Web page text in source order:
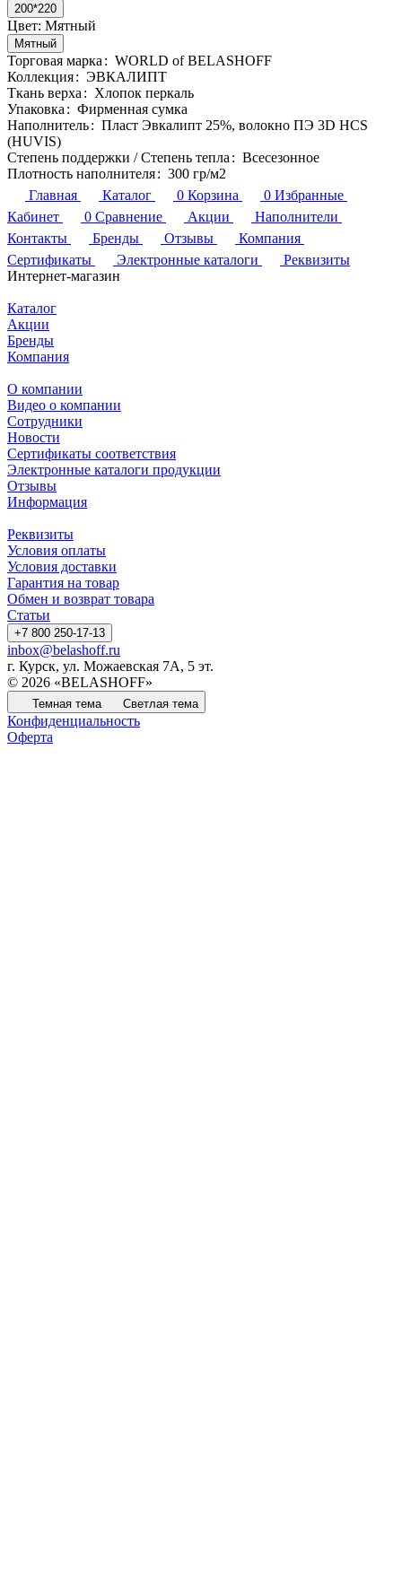
200*220
Цвет: Мятный
Мятный
Торговая марка : WORLD of BELASHOFF
Коллекция: ЭВКАЛИПТ
Ткань верха : Хлопок перкаль
Упаковка : Фирменная сумка
Наполнитель: Пласт Эвкалипт 25%, волокно ПЭ 3D HCS
(HUVIS)
Степень поддержки / Степень тепла : Всесезонное
Плотность наполнителя: 300 гр/м2
Главная
Каталог 0 Корзина 0 Избранные
Кабинет
0 Сравнение Акции
Наполнители
Контакты
Бренды Отзывы
Компания
Сертификаты
Электронные каталоги
Реквизиты
Интернет-магазин
Каталог
Акции
Бренды
Компания
О компании
Видео о компании
Сотрудники
Новости
Сертификаты соответствия
Электронные каталоги продукции
Отзывы
Информация
Реквизиты
Условия оплаты
Условия доставки
Гарантия на товар
Обмен и возврат товара
Статьи
+7 800 250-17-13
inbox@belashoff.ru
г. Курск, ул. Можаевская 7А, 5 эт.
© 2026 «BELASHOFF»
Темная тема Светлая тема
Конфиденциальность
Оферта